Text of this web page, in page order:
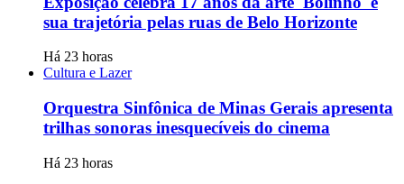
sua trajetória pelas ruas de Belo Horizonte
Há 23 horas
Cultura e Lazer
Orquestra Sinfônica de Minas Gerais apresenta
trilhas sonoras inesquecíveis do cinema
Há 23 horas